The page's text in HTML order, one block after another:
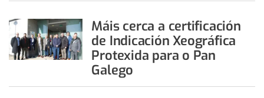
Máis cerca a certificación
de Indicación Xeográfica
Protexida para o Pan
Galego